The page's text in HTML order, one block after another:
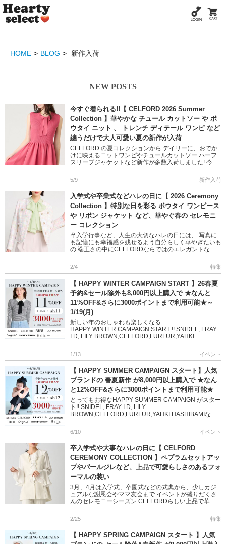
HOME BLOG 新作入荷
NEW POSTS
今すぐ着られる!!【 CELFORD 2026 Summer
Collection 】華やかな チュール カットソー や ボ
ウタイ ニット 、 トレンチ ディテール ワンピ など
纏うだけで大人可愛い夏の新作が入荷
CELFORD の夏コレクションから デイリーに、おでか
けに映えるニットワンピやチュールカットソー ハーフ
スリーブジャケットなど新作が多数入荷しました! 今の
チェックし […]
5/9 新作入荷
入学式や卒業式などハレの日に【 2026 Ceremony
Collection 】特別な日を彩る ボウタイ ワンピース
や リボン ジャケット など、華やぐ春の セレモニ
ー コレクション
卒入学行事など、人生の大切なハレの日には、 写真に
も記憶にも幸福感を残せるよう自分らしく華やぎたいも
の 端正さの中にCELFORDならではのエレガントな色
介 ＞＞2026 […]
2/4 特集
【 HAPPY WINTER CAMPAIGN START 】26春夏
予約&セール除外も8,000円以上購入で ★なんと
11%OFF&さらに3000ポイントまで利用可能★～
1/19(月)
新しい年のおしゃれも楽しくなる
HAPPY WINTER CAMPAIGN START !! SNIDEL, FRAY
I.D, LILY BROWN,CELFORD,FURFUR,YAHKI
1/13 イベント
【 HAPPY SUMMER CAMPAIGN スタート】人気
ブランドの 春夏新作 が8,000円以上購入で ★なん
と12%OFF&さらに3000ポイントまで利用可能★
とってもお得なHAPPY SUMMER CAMPAIGN がスター
ト!! SNIDEL, FRAY I.D, LILY
BROWN,CELFORD,FURFUR,YAHKI HASHIBAMIなど
6/10 イベント
卒入学式や大事なハレの日に【 CELFORD
CEREMONY COLLECTION 】ペプラムセットアッ
プやパールジレなど、上品で可愛らしさのあるフォ
ーマルの装い
3月、4月は入学式、卒園式などの式典から、少しカジ
ュアルな謝恩会やママ友会まで イベントが盛りだくさ
んのセレモニーシーズン CELFORDらしい上品で華や
持たれる着回しコ […]
2/25 特集
【 HAPPY SPRING CAMPAIGN スタート 】人気